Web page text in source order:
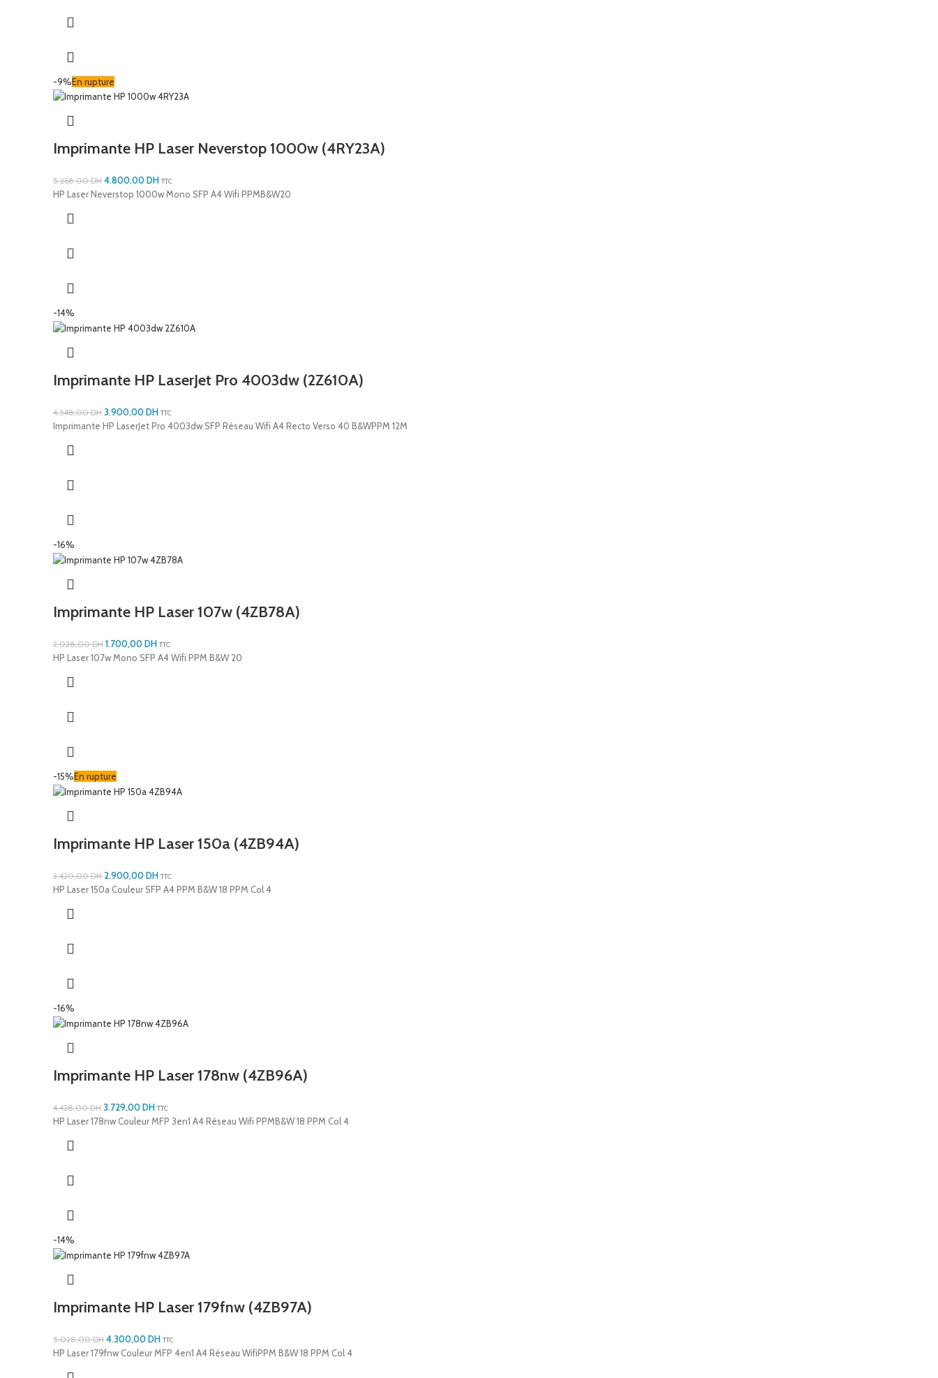
-9%En rupture
Imprimante HP Laser Neverstop 1000w (4RY23A)
5.268,00DH 4.800,00DH TTC
HP Laser Neverstop 1000w Mono SFP A4 Wifi PPMB&W20
-14%
Imprimante HP LaserJet Pro 4003dw (2Z610A)
4.548,00DH 3.900,00DH TTC
Imprimante HP LaserJet Pro 4003dw SFP Réseau Wifi A4 Recto Verso 40 B&WPPM 12M
-16%
Imprimante HP Laser 107w (4ZB78A)
2.028,00DH 1.700,00DH TTC
HP Laser 107w Mono SFP A4 Wifi PPM B&W 20
-15%En rupture
Imprimante HP Laser 150a (4ZB94A)
3.420,00DH 2.900,00DH TTC
HP Laser 150a Couleur SFP A4 PPM B&W 18 PPM Col 4
-16%
Imprimante HP Laser 178nw (4ZB96A)
4.428,00DH 3.729,00DH TTC
HP Laser 178nw Couleur MFP 3en1 A4 Réseau Wifi PPMB&W 18 PPM Col 4
-14%
Imprimante HP Laser 179fnw (4ZB97A)
5.028,00DH 4.300,00DH TTC
HP Laser 179fnw Couleur MFP 4en1 A4 Réseau WifiPPM B&W 18 PPM Col 4